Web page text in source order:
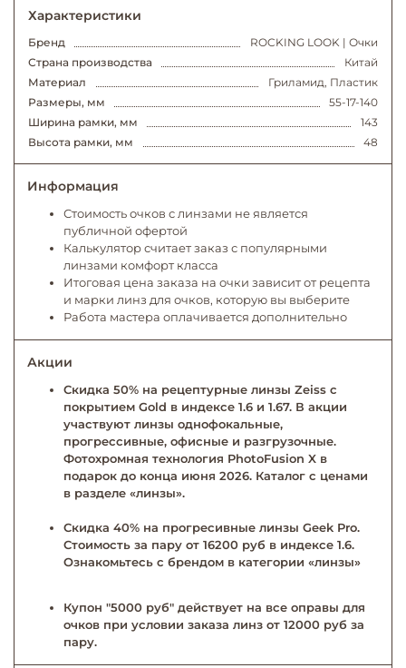
Характеристики
Бренд
ROCKING LOOK | Очки
Страна производства
Китай
Материал
Гриламид, Пластик
Размеры, мм
55-17-140
Ширина рамки, мм
143
Высота рамки, мм
48
Информация
Стоимость очков с линзами не является
публичной офертой
Калькулятор считает заказ с популярными
линзами комфорт класса
Итоговая цена заказа на очки зависит от рецепта
и марки линз для очков, которую вы выберите
Работа мастера оплачивается дополнительно
Акции
Скидка 50% на рецептурные линзы Zeiss с
покрытием Gold в индексе 1.6 и 1.67. В акции
участвуют линзы однофокальные,
прогрессивные, офисные и разгрузочные.
Фотохромная технология PhotoFusion X в
подарок до конца июня 2026. Каталог с ценами
в разделе «линзы».
Скидка 40% на прогресивные линзы Geek Pro.
Стоимость за пару от 16200 руб в индексе 1.6.
Ознакомьтесь с брендом в категории «линзы»
Купон "5000 руб" действует на все оправы для
очков при условии заказа линз от 12000 руб за
пару.